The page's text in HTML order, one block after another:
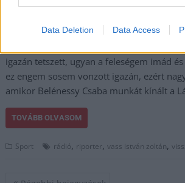
Data Deletion Data Access
magamnak, hogy életemben többé be
igazán tetszett, ugyan a feleségem imád
ez engem sosem vonzott igazán, ezért
amikor Belénessy Csaba munkát kínált a
TOVÁBB OLVASOM
Sport rádió, riporter,vass istván zoltán,